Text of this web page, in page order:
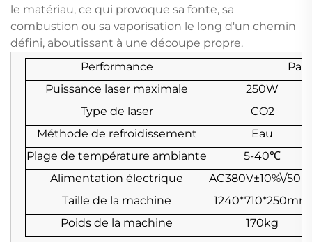
le matériau, ce qui provoque sa fonte, sa
combustion ou sa vaporisation le long d'un chemin
défini, aboutissant à une découpe propre.
Performance
Puissance laser maximale
250W
Type de laser
CO2
Méthode de refroidissement
Eau
Plage de température ambiante
5-40℃
Alimentation électrique
AC380V±10%\/
Taille de la machine
1240*710*250mm
Poids de la machine
170kg